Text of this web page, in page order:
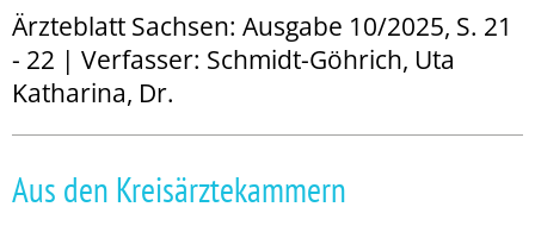
Ärzteblatt Sachsen: Ausgabe 10/2025, S. 21
- 22 | Verfasser: Schmidt-Göhrich, Uta
Katharina, Dr.
Aus den Kreisärztekammern